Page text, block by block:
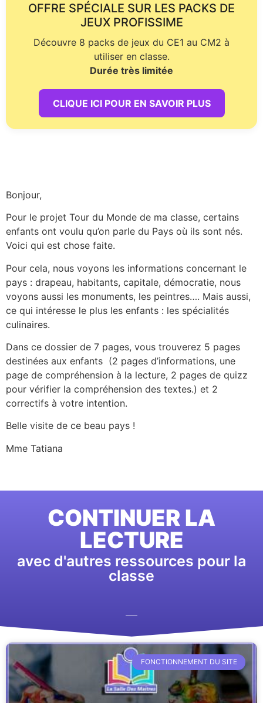
OFFRE SPÉCIALE SUR LES PACKS DE
JEUX PROFISSIME
Découvre 8 packs de jeux du CE1 au CM2 à
utiliser en classe.
Durée très limitée
CLIQUE ICI POUR EN SAVOIR PLUS
Bonjour,
Pour le projet Tour du Monde de ma classe, certains
enfants ont voulu qu’on parle du Pays où ils sont nés.
Voici qui est chose faite.
Pour cela, nous voyons les informations concernant le
pays : drapeau, habitants, capitale, démocratie, nous
voyons aussi les monuments, les peintres…. Mais aussi,
ce qui intéresse le plus les enfants : les spécialités
culinaires.
Dans ce dossier de 7 pages, vous trouverez 5 pages
destinées aux enfants (2 pages d’informations, une
page de compréhension à la lecture, 2 pages de quizz
pour vérifier la compréhension des textes.) et 2
correctifs à votre intention.
Belle visite de ce beau pays !
Mme Tatiana
CONTINUER LA
LECTURE
avec d'autres ressources pour la
classe
FONCTIONNEMENT DU SITE